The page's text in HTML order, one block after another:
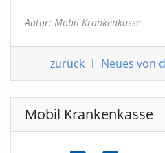
Autor: Mobil Krankenkasse
zurück | Neues von
Mobil Krankenkasse